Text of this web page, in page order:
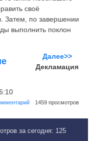
своё
Затем, по завершении
выполнить поклон
Далее>>
Декламация
1459 просмотров
за сегодня: 125